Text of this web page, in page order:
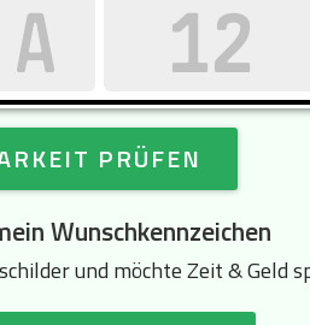
PRÜFEN
Wunschkennzeichen
und möchte Zeit & Geld